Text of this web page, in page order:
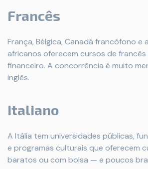
Francês
França, Bélgica, Canadá francófono e
africanos oferecem cursos de
financeiro. A concorrência é muito
inglês.
Italiano
A Itália tem universidades públicas,
e programas culturais que oferecem
baratos ou com bolsa — e poucos